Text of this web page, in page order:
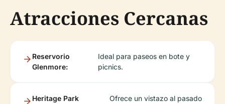
Atracciones Cercanas
Reservorio
Glenmore:
Ideal para paseos en bote y
picnics.
Heritage Park
Ofrece un vistazo al pasado